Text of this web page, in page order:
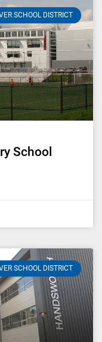
SCHOOL DISTRICT
School
SCHOOL DISTRICT